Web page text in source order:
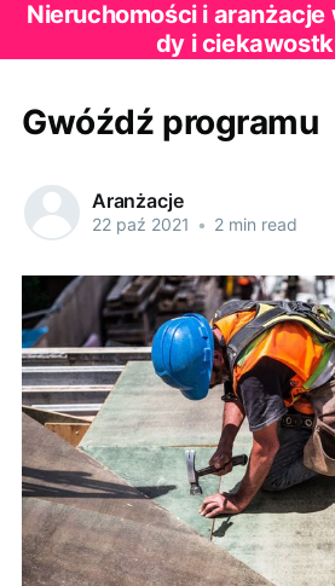
Nieruchomości i aranżacje
dy i
Gwóźdź programu
Aranżacje
22 paź 2021 • 2 min read